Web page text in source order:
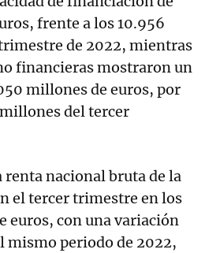
frente a los 10.956
de 2022, mientras
financieras mostraron un
millones de euros, por
del tercer
renta nacional bruta de la
el tercer trimestre en los
euros, con una variación
mismo periodo de 2022,